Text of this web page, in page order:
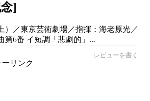
]
）／東京芸術劇場／指揮：海老原光／
第6番 イ短調「悲劇的」...
レビューを書く
リンク